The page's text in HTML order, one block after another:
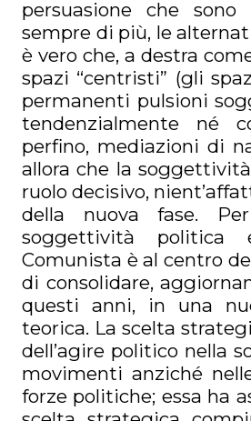
persuasione che
sempre di più, le
è vero che, a destra
spazi “centristi” (gli
permanenti pulsioni
tendenzialmente né
perfino, mediazioni di
allora che la
ruolo decisivo,
della nuova fase.
soggettività politica
Comunista è al centro
di consolidare,
questi anni, in una
teorica. La scelta
dell’agire politico nella
movimenti anziché
forze politiche; essa ha